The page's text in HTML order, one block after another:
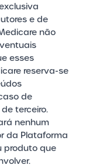
e de
não
esses
reserva-se
de
terceiro.
nenhum
da Plataforma
produto que